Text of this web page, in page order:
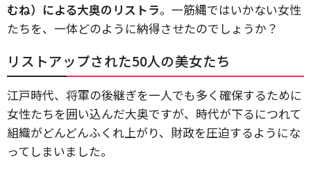
むね）による大奥のリストラ。一筋縄ではいかない女性
たちを、一体どのように納得させたのでしょうか？
リストアップされた50人の美女たち
江戸時代、将軍の後継ぎを一人でも多く確保するために
女性たちを囲い込んだ大奥ですが、時代が下るにつれて
組織がどんどんふくれ上がり、財政を圧迫するようにな
ってしまいました。